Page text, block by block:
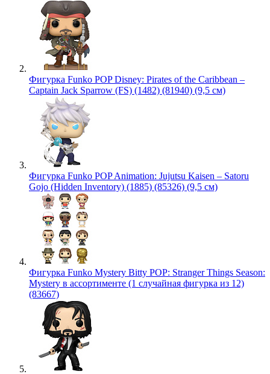
Фигурка Funko POP Disney: Pirates of the Caribbean –
Captain Jack Sparrow (FS) (1482) (81940) (9,5 см)
Фигурка Funko POP Animation: Jujutsu Kaisen – Satoru
Gojo (Hidden Inventory) (1885) (85326) (9,5 см)
Фигурка Funko Mystery Bitty POP: Stranger Things Season:
Mystery в ассортименте (1 случайная фигурка из 12)
(83667)